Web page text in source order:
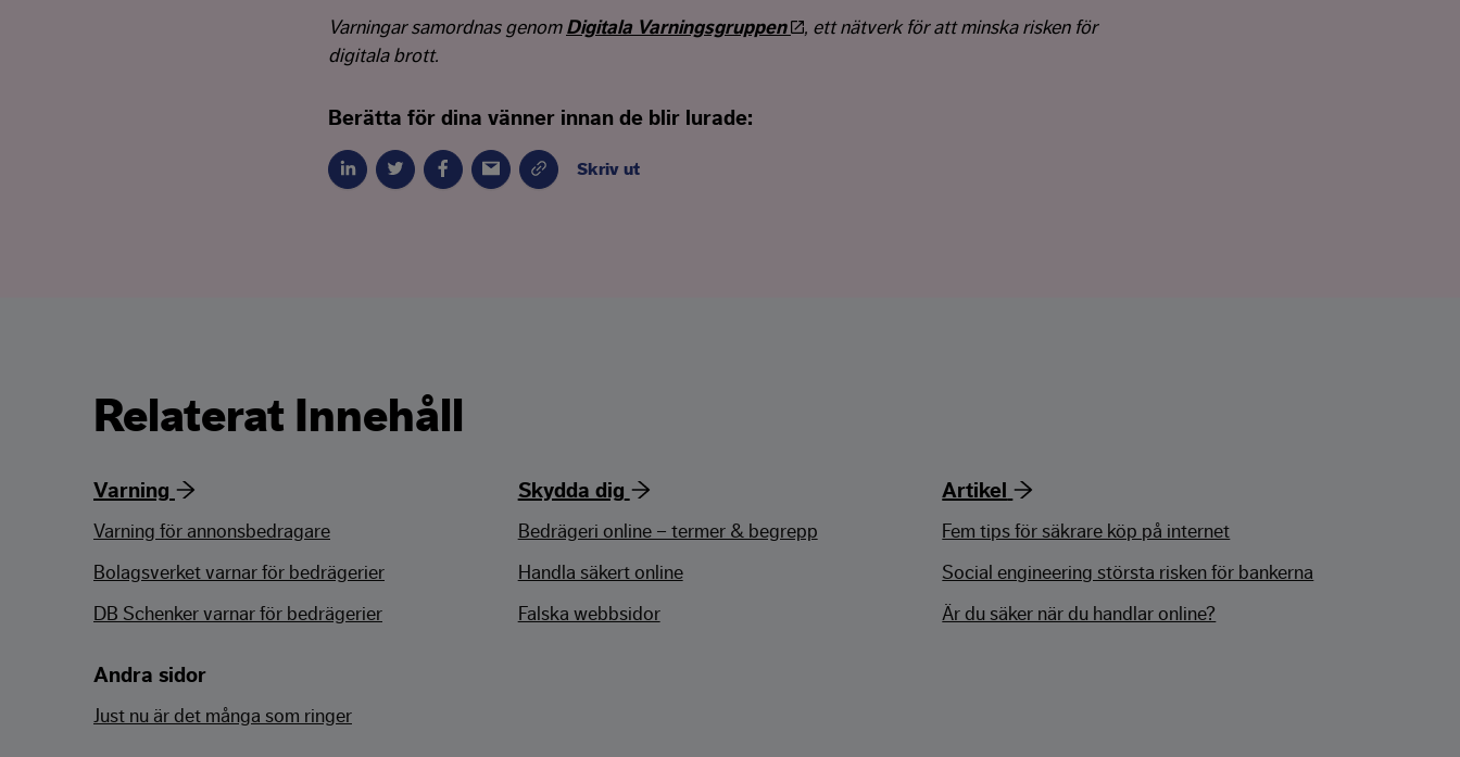
Varningar samordnas genom Digitala Varningsgruppen
, ett nätverk för att minska risken för
digitala brott.
Berätta för dina vänner innan de blir lurade:
Skriv ut
Relaterat Innehåll
Varning
Varning för annonsbedragare
Bolagsverket varnar för bedrägerier
DB Schenker varnar för bedrägerier
Skydda dig
Bedrägeri online – termer & begrepp
Handla säkert online
Falska webbsidor
Artikel
Fem tips för säkrare köp på internet
Social engineering största risken för bankerna
Är du säker när du handlar online?
Andra sidor
Just nu är det många som ringer